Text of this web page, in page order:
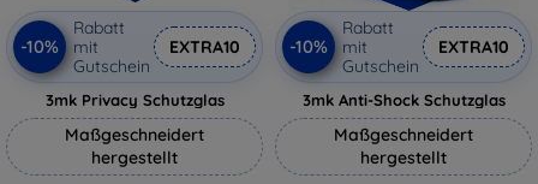
-10%
Rabatt
mit
Gutschein
EXTRA10
3mk Privacy Schutzglas
Maßgeschneidert
hergestellt
-10%
Rabatt
mit
Gutschein
EXTRA10
3mk Anti-Shock Schutzglas
Maßgeschneidert
hergestellt